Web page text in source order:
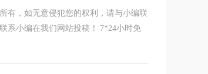
有，如无意侵犯您的权利，请与小编联
系小编在我们网站投稿！ 7*24小时免